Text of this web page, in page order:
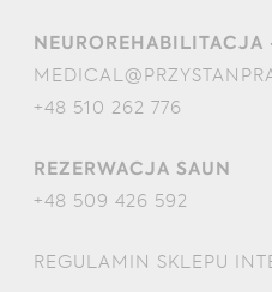
NEUROREHABILITACJA
+48 510 262 776
REZERWACJA SAUN
+48 509 426 592
REGULAMIN SKLEPU